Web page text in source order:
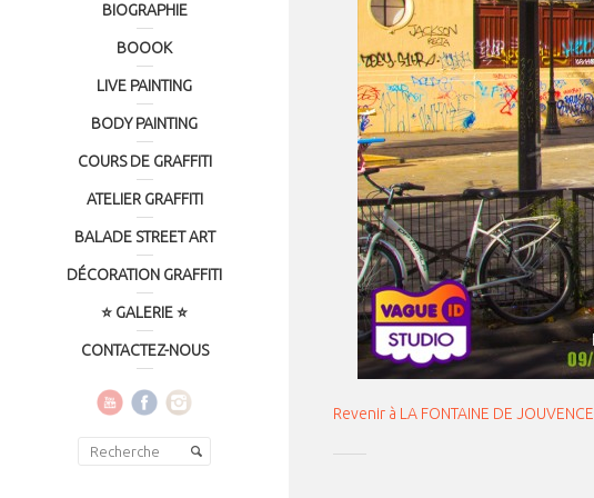
BIOGRAPHIE
BOOOK
LIVE PAINTING
BODY PAINTING
COURS DE GRAFFITI
ATELIER GRAFFITI
BALADE STREET ART
DÉCORATION GRAFFITI
⭐ GALERIE ⭐
CONTACTEZ-NOUS
Revenir à LA FONTAINE DE JOUVENCE